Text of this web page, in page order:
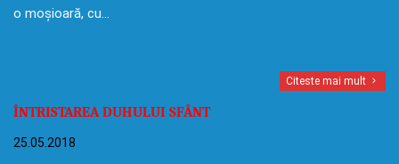
o moșioară, cu…
Citeste mai mult
ÎNTRISTAREA DUHULUI SFÂNT
25.05.2018